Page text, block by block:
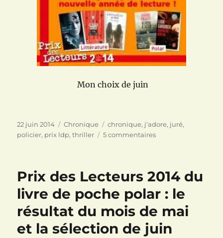
Mon choix de juin
Publié
le
22 juin 2014 Catégories
Chronique Étiquettes
chronique, j'adore, juré,
policier, prix ldp,thriller 5 commentairessur
Gillian
Prix des Lecteurs 2014 du
livre de poche polar : le
résultat du mois de mai
et la sélection de juin